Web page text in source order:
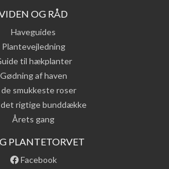
OG RÅD
Haveguides
Plantevejledning
til hækplanter
Gødning af haven
de smukkeste roser
rigtige bunddække
Årets gang
PLANTETORVET
Facebook